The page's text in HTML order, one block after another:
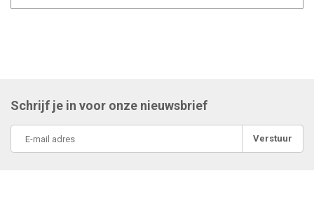
Schrijf je in voor onze nieuwsbrief
Verstuur